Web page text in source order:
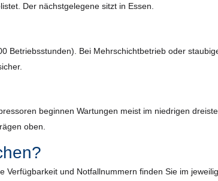
Der nächstgelegene sitzt in Essen.
Betriebsstunden). Bei Mehrschichtbetrieb oder
beginnen Wartungen meist im niedrigen
oben.
und Notfallnummern finden Sie im